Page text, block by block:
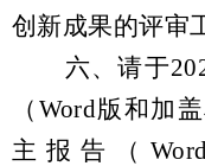
创新成果的评审
六、请于
（Word版和加
主报告（